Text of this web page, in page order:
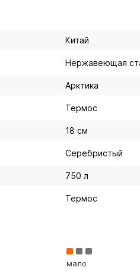
Китай
Нержавеющая
Арктика
Термос
18 см
Серебристый
750 л
Термос
мало